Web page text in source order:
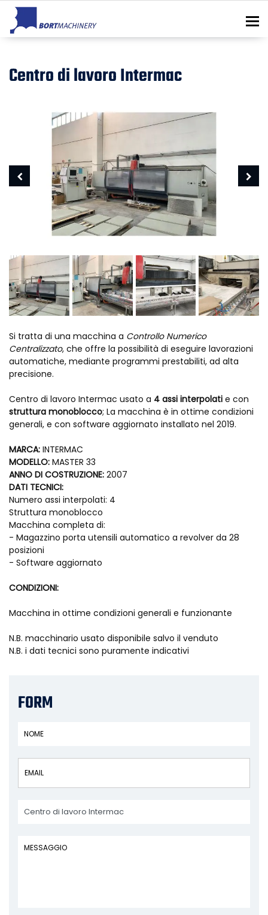
Centro di lavoro Intermac
Si tratta di una macchina a Controllo Numerico
Centralizzato, che offre la possibilità di eseguire lavorazioni
automatiche, mediante programmi prestabiliti, ad alta
precisione.
Centro di lavoro Intermac usato a 4 assi interpolati e con
struttura monoblocco; La macchina è in ottime condizioni
generali, e con software aggiornato installato nel 2019.
MARCA: INTERMAC
MODELLO: MASTER 33
ANNO DI COSTRUZIONE: 2007
DATI TECNICI:
Numero assi interpolati: 4
Struttura monoblocco
Macchina completa di:
- Magazzino porta utensili automatico a revolver da 28
posizioni
- Software aggiornato
CONDIZIONI:
Macchina in ottime condizioni generali e funzionante
N.B. macchinario usato disponibile salvo il venduto
N.B. i dati tecnici sono puramente indicativi
FORM